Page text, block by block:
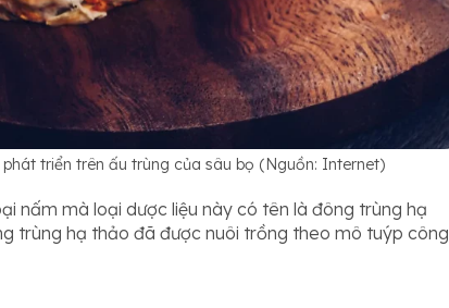
triển trên ấu trùng của sâu bọ (Nguồn: Internet)
nấm mà loại dược liệu này có tên là đông trùng hạ
trùng hạ thảo đã được nuôi trồng theo mô tuýp công